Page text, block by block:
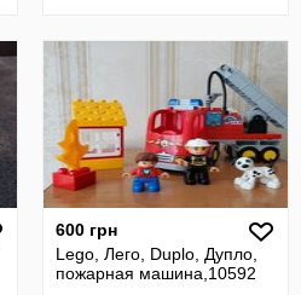
600 грн
Lego, Лего, Duplo, Дупло,
пожарная машина,10592